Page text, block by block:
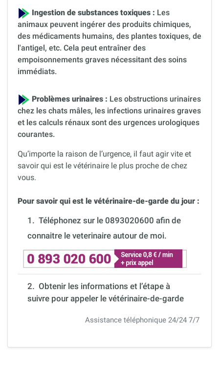
Ingestion de substances toxiques : Les
animaux peuvent ingérer des produits chimiques,
des médicaments humains, des plantes toxiques, de
l'antigel, etc. Cela peut entraîner des
empoisonnements graves nécessitant des soins
immédiats.
Problèmes urinaires : Les obstructions urinaires
chez les chats mâles, les infections urinaires graves
et les calculs rénaux sont des urgences urologiques
courantes.
Qu’importe la raison de l’urgence, il faut agir vite et
savoir qui est le vétérinaire le plus proche de chez
vous.
Pour savoir qui est le vétérinaire-de-garde du jour :
1. Téléphonez sur le 0893020600 afin de
connaitre le veterinaire autour de moi.
2. Obtenir les informations et l’étape à
suivre pour appeler le vétérinaire-de-garde
Assistance téléphonique 24/24 7/7